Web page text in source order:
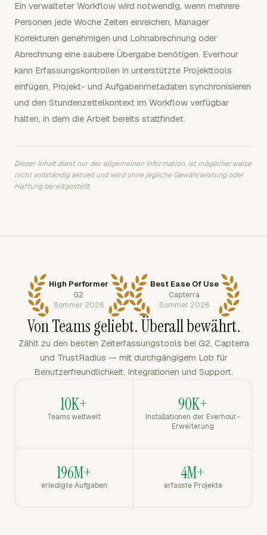
Ein verwalteter Workflow wird notwendig, wenn mehrere
Personen jede Woche Zeiten einreichen, Manager
Korrekturen genehmigen und Lohnabrechnung oder
Abrechnung eine saubere Übergabe benötigen. Everhour
kann Erfassungskontrollen in unterstützte Projekttools
einfügen, Projekt- und Aufgabenmetadaten synchronisieren
und den Stundenzettelkontext im Workflow verfügbar
halten, in dem die Arbeit bereits stattfindet.
Dieser Inhalt dient nur der allgemeinen Information, ist möglicherweise
nicht vollständig aktuell und wird ohne jegliche Gewährleistung oder
Haftung bereitgestellt.
High Performer
G2
Sommer 2026
Best Ease Of Use
Capterra
Sommer 2026
Von Teams geliebt. Überall bewährt.
Zählt zu den besten Zeiterfassungstools bei G2, Capterra
und TrustRadius — mit durchgängigem Lob für
Benutzerfreundlichkeit, Integrationen und Support.
10K+
Teams weltweit
90K+
Installationen der Everhour-
Erweiterung
196M+
erledigte Aufgaben
4M+
erfasste Projekte